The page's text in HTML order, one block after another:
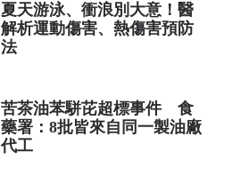
夏天游泳、衝浪別大意！醫
解析運動傷害、熱傷害預防
法
苦茶油苯駢芘超標事件 食
藥署：8批皆來自同一製油廠
代工